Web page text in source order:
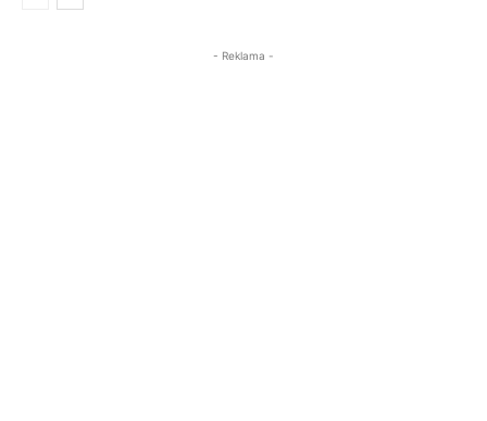
- Reklama -